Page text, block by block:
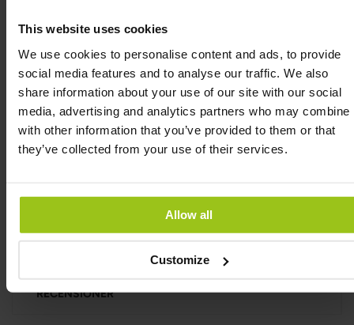
This website uses cookies
We use cookies to personalise content and ads, to provide
social media features and to analyse our traffic. We also
share information about your use of our site with our social
media, advertising and analytics partners who may combine
with other information that you’ve provided to them or that
they’ve collected from your use of their services.
Allow all
Customize
kalcium. Vi rekommenderar
extra magnesium och kalcium.
INGREDIENSER & DOSERING
RECENSIONER